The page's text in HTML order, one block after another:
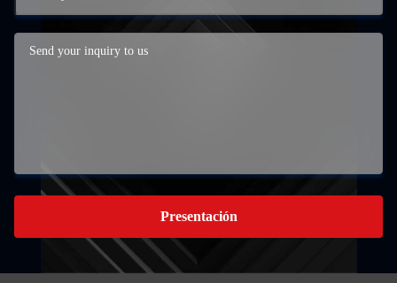
Presentación